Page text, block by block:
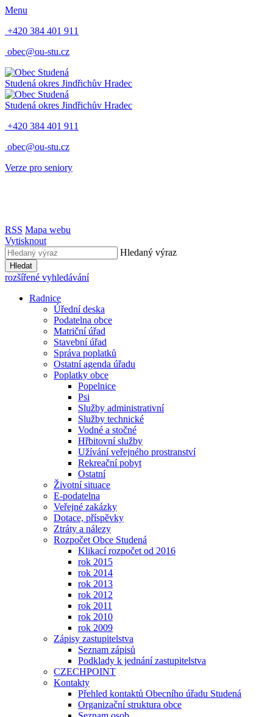
Menu
+420 384 401 911
obec@ou-stu.cz
Studená okres Jindřichův Hradec
Studená okres Jindřichův Hradec
+420 384 401 911
obec@ou-stu.cz
Verze pro seniory
RSS Mapa webu
Vytisknout
Hledaný výraz
Hledat
rozšířené vyhledávání
Radnice
Úřední deska
Podatelna obce
Matriční úřad
Stavební úřad
Správa poplatků
Ostatní agenda úřadu
Poplatky obce
Popelnice
Psi
Služby administrativní
Služby technické
Vodné a stočné
Hřbitovní služby
Užívání veřejného prostranství
Rekreační pobyt
Ostatní
Životní situace
E-podatelna
Veřejné zakázky
Dotace, příspěvky
Ztráty a nálezy
Rozpočet Obce Studená
Klikací rozpočet od 2016
rok 2015
rok 2014
rok 2013
rok 2012
rok 2011
rok 2010
rok 2009
Zápisy zastupitelstva
Seznam zápisů
Podklady k jednání zastupitelstva
CZECHPOINT
Kontakty
Přehled kontaktů Obecního úřadu Studená
Organizační struktura obce